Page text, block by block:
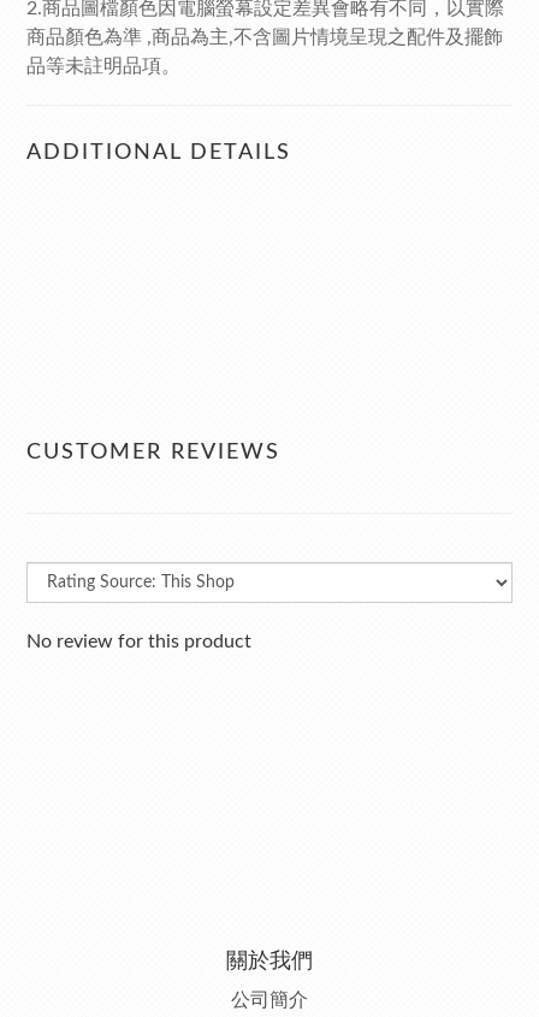
2.商品圖檔顏色因電腦螢幕設定差異會略有不同，以實際
商品顏色為準 ,商品為主,不含圖片情境呈現之配件及擺飾
品等未註明品項。
ADDITIONAL DETAILS
CUSTOMER REVIEWS
No review for this product
關於我們
公司簡介